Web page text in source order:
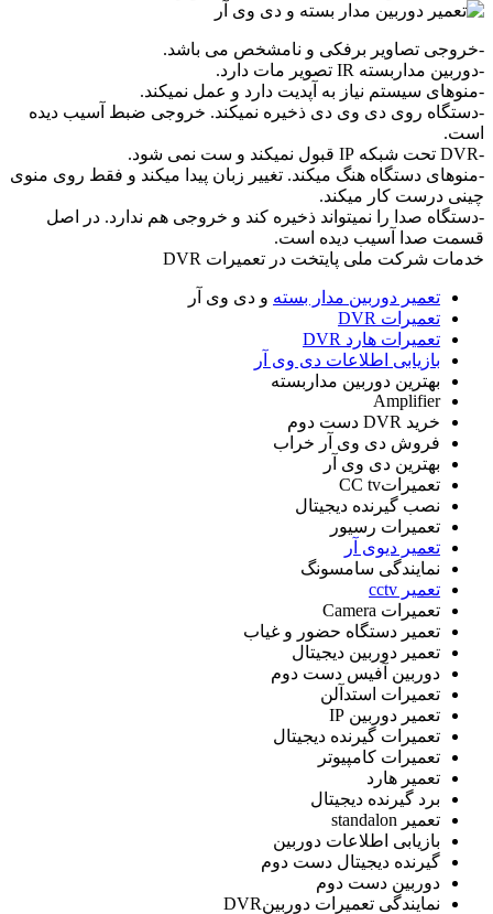
-خروجی تصاویر برفکی و نامشخص می باشد.
-دوربین مداربسته IR تصویر مات دارد.
-منوهای سیستم نیاز به آپدیت دارد و عمل نمیکند.
-دستگاه روی دی وی دی ذخیره نمیکند. خروجی ضبط آسیب دیده
است.
-DVR تحت شبکه IP قبول نمیکند و ست نمی شود.
-منوهای دستگاه هنگ میکند. تغییر زبان پیدا میکند و فقط روی منوی
چینی درست کار میکند.
-دستگاه صدا را نمیتواند ذخیره کند و خروجی هم ندارد. در اصل
قسمت صدا آسیب دیده است.
خدمات شرکت ملی پایتخت در تعمیرات DVR
تعمیر دوربین مدار بسته و دی وی آر
تعمیرات DVR
تعمیرات هارد DVR
بازیابی اطلاعات دی وی آر
بهترین دوربین مداربسته
Amplifier
خرید DVR دست دوم
فروش دی وی آر خراب
بهترین دی وی آر
تعمیراتCC tv
نصب گیرنده دیجیتال
تعمیرات رسیور
تعمیر دیوی آر
نمایندگی سامسونگ
تعمیر cctv
تعمیرات Camera
تعمیر دستگاه حضور و غیاب
تعمیر دوربین دیجیتال
دوربین آفیس دست دوم
تعمیرات استدآلن
تعمیر دوربین IP
تعمیرات گیرنده دیجیتال
تعمیرات کامپیوتر
تعمیر هارد
برد گیرنده دیجیتال
تعمیر standalon
بازیابی اطلاعات دوربین
گیرنده دیجیتال دست دوم
دوربین دست دوم
نمایندگی تعمیرات دوربینDVR